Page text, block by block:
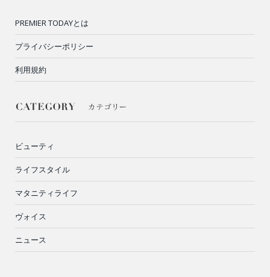
PREMIER TODAYとは
プライバシーポリシー
利用規約
ビューティ
ライフスタイル
マタニティライフ
ヴォイス
ニュース